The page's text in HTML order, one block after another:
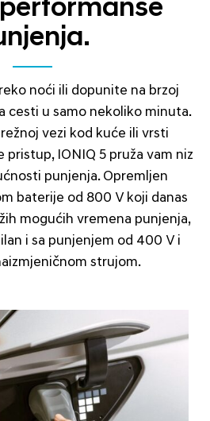
noći ili dopunite na brzoj
cesti u samo nekoliko minuta.
vezi kod kuće ili vrsti
IONIQ 5 pruža vam niz
punjenja. Opremljen
baterije od 800 V koji danas
mogućih vremena punjenja,
i sa punjenjem od 400 V i
strujom.